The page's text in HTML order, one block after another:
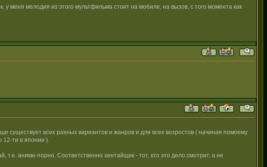
меня мелодия из этого мультфильма стоит на мобиле, на вызов, с того момента как
всех рахных вариантов и жанров и для всех возростов ( начиная помоему
12-ти в японии ).
т.е. аниме-порно. Соответственно хентайщик - тот, кто это дело смотрит, а не